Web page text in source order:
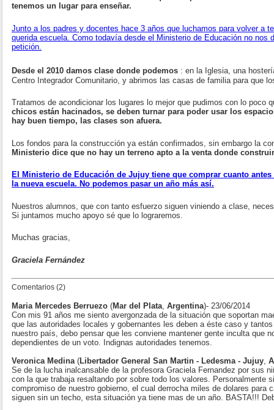
tenemos un lugar para enseñar.
Junto a los padres y docentes hace 3 años que luchamos para volver a
querida escuela. Como todavía desde el Ministerio de Educación no nos
petición.
Desde el 2010 damos clase donde podemos : en la Iglesia, una
Centro Integrador Comunitario, y abrimos las casas de familia para que
Tratamos de acondicionar los lugares lo mejor que pudimos con lo poco
chicos están hacinados, se deben turnar para poder usar los
hay buen tiempo, las clases son afuera.
Los fondos para la construcción ya están confirmados, sin embargo la
Ministerio dice que no hay un terreno apto a la venta donde
El Ministerio de Educación de Jujuy tiene que comprar cuanto
la nueva escuela. No podemos pasar un año más así.
Nuestros alumnos, que con tanto esfuerzo siguen viniendo a clase,
Si juntamos mucho apoyo sé que lo lograremos.
Muchas gracias,
Graciela Fernández
Comentarios (2)
Maria Mercedes Berruezo (Mar del Plata Argentina)- 23/06/2014
Con mis 91 años me siento avergonzada de la situación que soportan
que las autoridades locales y gobernantes les deben a éste caso y
nuestro país, debo pensar que les conviene mantener gente inculta que
dependientes de un voto. Indignas autoridades tenemos.
Veronica Medina (Libertador General San Martin - Ledesma - Jujuy
Se de la lucha inalcansable de la profesora Graciela Fernandez por sus
con la que trabaja resaltando por sobre todo los valores. Personalmente
compromiso de nuestro gobierno, el cual derrocha miles de dolares para
siguen sin un techo, esta situación ya tiene mas de un año. BASTA!!!